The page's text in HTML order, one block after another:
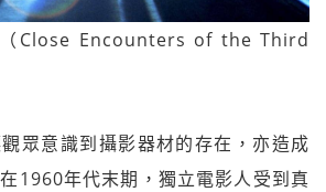
Close Encounters of the Third
眾意識到攝影器材的存在，亦造成
1960年代末期，獨立電影人受到真